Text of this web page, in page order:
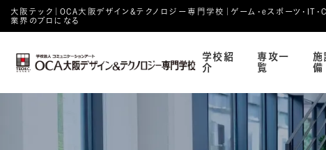
大阪テック｜OCA⼤阪デザイン&テクノロジー専⾨学校｜ゲーム・eスポーツ・IT・
業界のプロになる
学校紹
介
専攻一
覧
施
備